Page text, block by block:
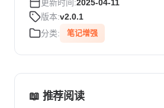
更新时间:2025-04-11
版本:v2.0.1
分类:
笔记增强
📖 推荐阅读